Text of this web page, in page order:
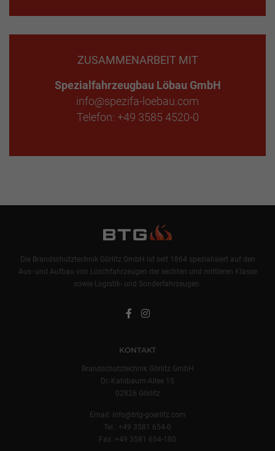
ZUSAMMENARBEIT MIT
Spezialfahrzeugbau Löbau GmbH
info@spezifa-loebau.com
Telefon: +49 3585 4520-0
Die Brandschutztechnik Görlitz GmbH ist seit 1864 spezialisiert auf den
Aus- und Aufbau von Löschfahrzeugen der leichten und mittleren Klasse
sowie Logistik- und Sonderfahrzeugen.
KONTAKT
Brandschutztechnik Görlitz GmbH
Dr.-Kahlbaum-Allee 15
02826 Görlitz
Email: info@btg-goerlitz.com
Tel.: +49 3581 654-0
Fax: +49 3581 654-180